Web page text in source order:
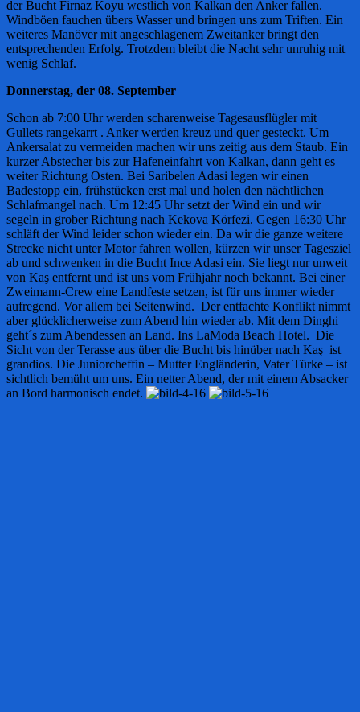
der Bucht Firnaz Koyu westlich von Kalkan den Anker fallen.
Windböen fauchen übers Wasser und bringen uns zum Triften. Ein
weiteres Manöver mit angeschlagenem Zweitanker bringt den
entsprechenden Erfolg. Trotzdem bleibt die Nacht sehr unruhig mit
wenig Schlaf.
Donnerstag, der 08. September
Schon ab 7:00 Uhr werden scharenweise Tagesausflügler mit
Gullets rangekarrt . Anker werden kreuz und quer gesteckt. Um
Ankersalat zu vermeiden machen wir uns zeitig aus dem Staub. Ein
kurzer Abstecher bis zur Hafeneinfahrt von Kalkan, dann geht es
weiter Richtung Osten. Bei Saribelen Adasi legen wir einen
Badestopp ein, frühstücken erst mal und holen den nächtlichen
Schlafmangel nach. Um 12:45 Uhr setzt der Wind ein und wir
segeln in grober Richtung nach Kekova Körfezi. Gegen 16:30 Uhr
schläft der Wind leider schon wieder ein. Da wir die ganze weitere
Strecke nicht unter Motor fahren wollen, kürzen wir unser Tagesziel
ab und schwenken in die Bucht Ince Adasi ein. Sie liegt nur unweit
von Kaş entfernt und ist uns vom Frühjahr noch bekannt. Bei einer
Zweimann-Crew eine Landfeste setzen, ist für uns immer wieder
aufregend. Vor allem bei Seitenwind. Der entfachte Konflikt nimmt
aber glücklicherweise zum Abend hin wieder ab. Mit dem Dinghi
geht´s zum Abendessen an Land. Ins LaModa Beach Hotel. Die
Sicht von der Terasse aus über die Bucht bis hinüber nach Kaş ist
grandios. Die Juniorcheffin – Mutter Engländerin, Vater Türke – ist
sichtlich bemüht um uns. Ein netter Abend, der mit einem Absacker
an Bord harmonisch endet.